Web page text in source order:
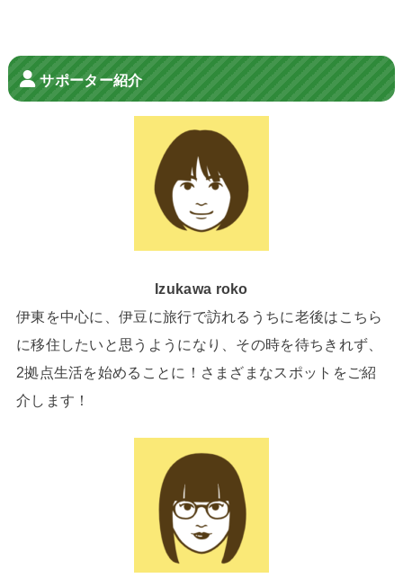
サポーター紹介
Izukawa roko
伊東を中心に、伊豆に旅行で訪れるうちに老後はこちら
に移住したいと思うようになり、その時を待ちきれず、
2拠点生活を始めることに！さまざまなスポットをご紹
介します！